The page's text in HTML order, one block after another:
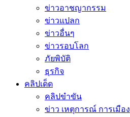
ข่าวอาชญากรรม
ข่าวแปลก
ข่าวอื่นๆ
ข่าวรอบโลก
ภัยพิบัติ
ธุรกิจ
คลิปเด็ด
คลิปขำขัน
ข่าว เหตุการณ์ การเมือง